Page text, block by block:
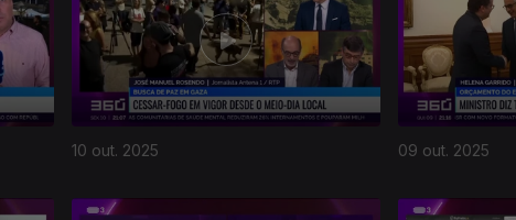
10 out. 2025 09 out. 2025